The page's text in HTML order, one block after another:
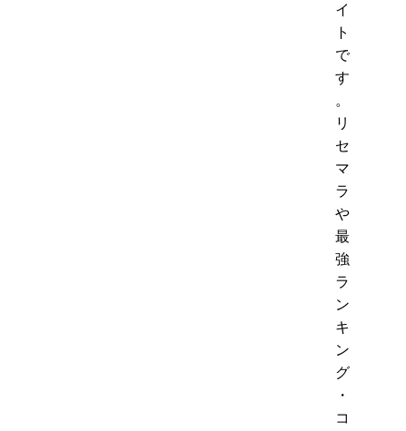
イ
ト
で
す
。
リ
セ
マ
ラ
や
最
強
ラ
ン
キ
ン
グ
・
コ